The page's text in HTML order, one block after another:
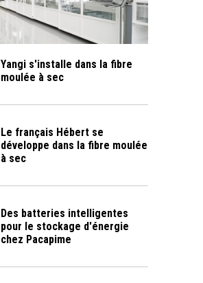
Yangi s'installe dans la fibre
moulée à sec
Le français Hébert se
développe dans la fibre moulée
à sec
Des batteries intelligentes
pour le stockage d'énergie
chez Pacapime